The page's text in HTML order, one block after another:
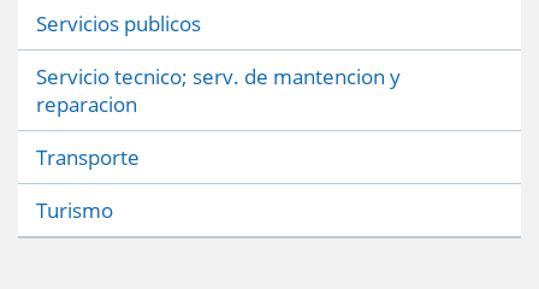
Servicios publicos
Servicio tecnico; serv. de mantencion y
reparacion
Transporte
Turismo